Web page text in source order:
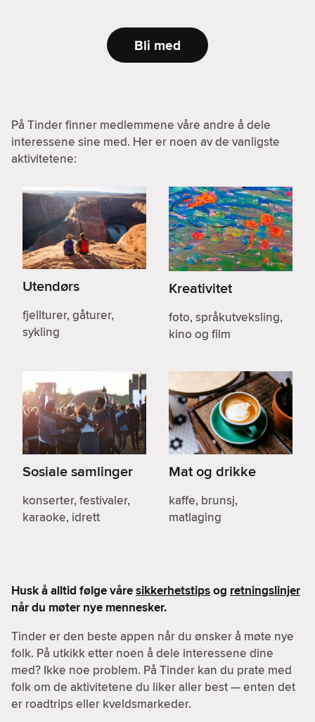
Bli med
På Tinder finner medlemmene våre andre å dele
interessene sine med. Her er noen av de vanligste
aktivitetene:
Utendørs
fjellturer, gåturer,
sykling
Kreativitet
foto, språkutveksling,
kino og film
Sosiale samlinger
konserter, festivaler,
karaoke, idrett
Mat og drikke
kaffe, brunsj,
matlaging
Husk å alltid følge våresikkerhetstipsog retningslinjer
når du møter nye mennesker.
Tinder er den beste appen når du ønsker å møte nye
folk. På utkikk etter noen å dele interessene dine
med? Ikke noe problem. På Tinder kan du prate med
folk om de aktivitetene du liker aller best — enten det
er roadtrips eller kveldsmarkeder.